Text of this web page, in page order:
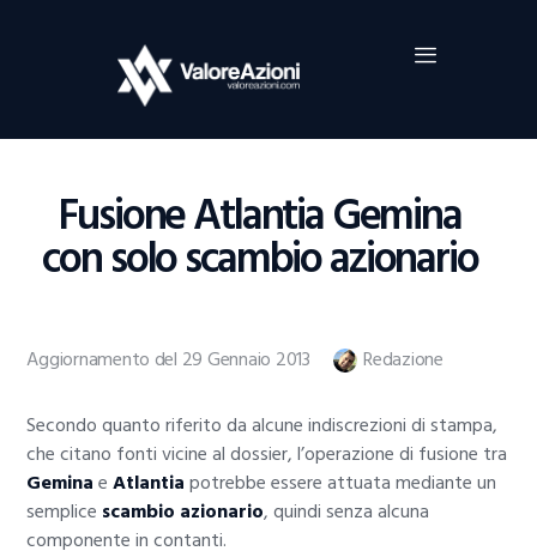
Fusione Atlantia Gemina
con solo scambio azionario
Home
Investimenti
Borsa
Guide Al Trading
Criptovalute
Aggiornamento del 29 Gennaio 2013 Redazione
Secondo quanto riferito da alcune indiscrezioni di stampa,
che citano fonti vicine al dossier, l’operazione di fusione tra
GeminaeAtlantiapotrebbe essere attuata mediante un
semplice scambio azionario, quindi senza alcuna
componente in contanti.